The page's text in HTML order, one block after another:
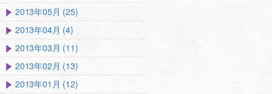
2013年05月 (25)
2013年04月 (4)
2013年03月 (11)
2013年02月 (13)
2013年01月 (12)